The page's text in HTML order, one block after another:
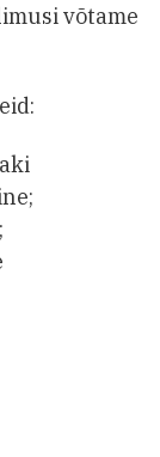
võtame